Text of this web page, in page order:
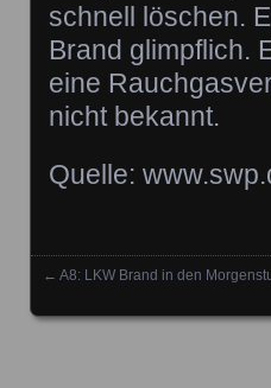
schnell löschen.
Brand glimpflich.
eine
nicht bekannt.
Quelle:
← A8: LKW Brand in den